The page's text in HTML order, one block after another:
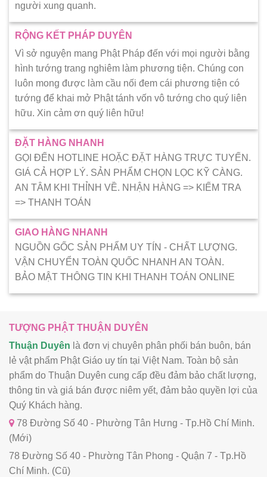
người xung quanh.
RỘNG KẾT PHÁP DUYÊN
Vì sở nguyện mang Phật Pháp đến với mọi người bằng
hình tướng trang nghiêm làm phương tiện. Chúng con
luôn mong được làm cầu nối đem cái phương tiện có
tướng để khai mở Phật tánh vốn vô tướng cho quý liên
hữu. Xin cảm ơn quý liên hữu!
ĐẶT HÀNG NHANH
GỌI ĐẾN HOTLINE HOẶC ĐẶT HÀNG TRỰC TUYẾN.
GIÁ CẢ HỢP LÝ. SẢN PHẨM CHỌN LỌC KỸ CÀNG.
AN TÂM KHI THỈNH VỀ. NHẬN HÀNG => KIẾM TRA
=> THANH TOÁN
GIAO HÀNG NHANH
NGUỒN GỐC SẢN PHẨM UY TÍN - CHẤT LƯỢNG.
VẬN CHUYỂN TOÀN QUỐC NHANH AN TOÀN.
BẢO MẬT THÔNG TIN KHI THANH TOÁN ONLINE
TƯỢNG PHẬT THUẬN DUYÊN
Thuận Duyên là đơn vị chuyên phân phối bán buôn, bán
lẻ vật phẩm Phật Giáo uy tín tại Việt Nam. Toàn bộ sản
phẩm do Thuận Duyên cung cấp đều đảm bảo chất lượng,
thông tin và giá bán được niêm yết, đảm bảo quyền lợi của
Quý Khách hàng.
78 Đường Số 40 - Phường Tân Hưng - Tp.Hồ Chí Minh.
(Mới)
78 Đường Số 40 - Phường Tân Phong - Quận 7 - Tp.Hồ
Chí Minh. (Cũ)